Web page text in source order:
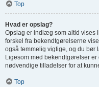
Top
Hvad er opslag?
Opslag er indlæg som altid vises
forskel fra bekendtgørelserne
også temmelig vigtige, og du
Ligesom med bekendtgørelser
nødvendige tilladelser for at
Top